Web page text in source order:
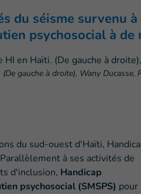
du séisme survenu
psychosocial à de
gauche à droite), Wany
du sud-ouest d'Haïti,
à ses activités de
d'inclusion, Handicap
psychosocial (SMSPS) pour